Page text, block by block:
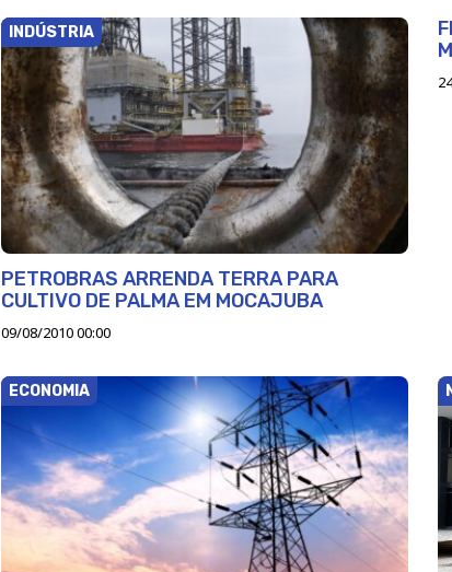
INDÚSTRIA
PETROBRAS ARRENDA TERRA PARA
CULTIVO DE PALMA EM MOCAJUBA
09/08/2010 00:00
ECONOMIA